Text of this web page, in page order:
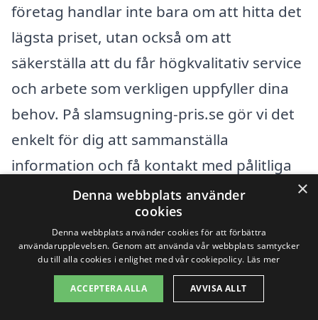
företag handlar inte bara om att hitta det
lägsta priset, utan också om att
säkerställa att du får högkvalitativ service
och arbete som verkligen uppfyller dina
behov. På slamsugning-pris.se gör vi det
enkelt för dig att sammanställa
information och få kontakt med pålitliga
leverantörer i ditt område.
Få 3 erbjudanden, gratis och utan
förpliktelser
×
Denna webbplats använder
cookies
Denna webbplats använder cookies för att förbättra
användarupplevelsen. Genom att använda vår webbplats samtycker
du till alla cookies i enlighet med vår cookiepolicy. Läs mer
ACCEPTERA ALLA AVVISA ALLT